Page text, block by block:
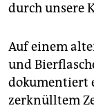
durch unsere
Auf einem
und
dokumentiert
zerknülltem